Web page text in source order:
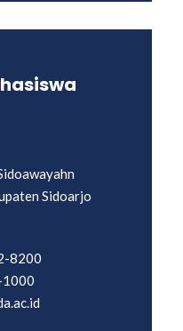
Sidoarjo
8200